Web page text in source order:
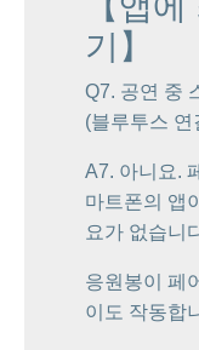
기】
Q7. 공연 중
(블루투스
A7. 아니요.
마트폰의 앱
요가 없습니
응원봉이 페
이도 작동합